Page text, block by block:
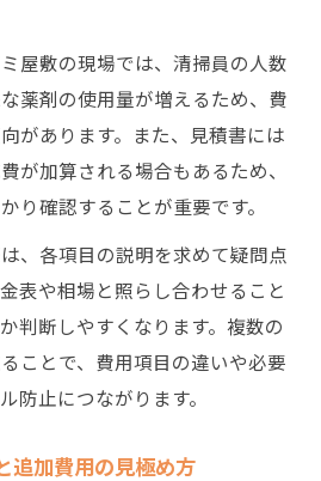
屋敷の現場では、清掃員の人数
薬剤の使用量が増えるため、費
があります。また、見積書には
が加算される場合もあるため、
り確認することが重要です。
、各項目の説明を求めて疑問点
表や相場と照らし合わせること
判断しやすくなります。複数の
ことで、費用項目の違いや必要
防止につながります。
追加費用の見極め方